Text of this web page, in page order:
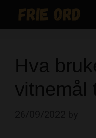
Hva
vitnemål